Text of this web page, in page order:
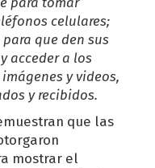
celulares;
que den sus
acceder a los
y videos,
y recibidos.
que las
mostrar el